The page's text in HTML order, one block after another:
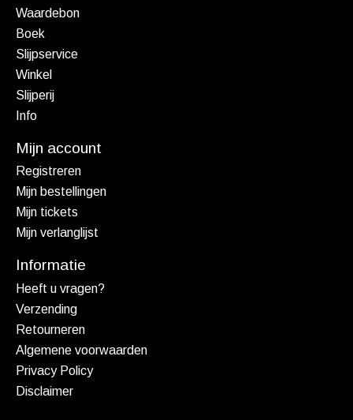
Waardebon
Boek
Slijpservice
Winkel
Slijperij
Info
Mijn account
Registreren
Mijn bestellingen
Mijn tickets
Mijn verlanglijst
Informatie
Heeft u vragen?
Verzending
Retourneren
Algemene voorwaarden
Privacy Policy
Disclaimer